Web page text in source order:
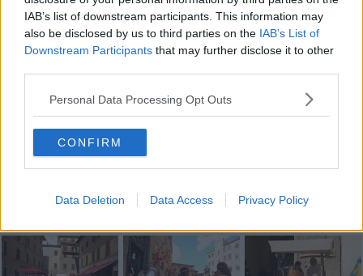
IAB’s list of downstream participants. This information may
also be disclosed by us to third parties on the IAB’s List of
Downstream Participants that may further disclose it to other
Personal Data Processing Opt Outs
CONFIRM
Data Deletion Data Access Privacy Policy
Alessandra Siotto
© Riproduzione riservata
Se vuoi leggere le notizie principali della Toscana iscriviti alla
Newsletter QUInews - ToscanaMedia.
alle 20:00 direttamente nella tua casella di posta.